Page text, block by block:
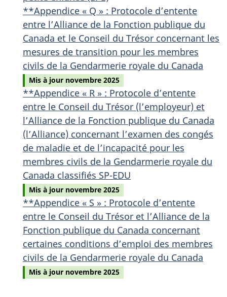
**Appendice « Q » : Protocole d’entente
entre l’Alliance de la Fonction publique du
Canada et le Conseil du Trésor concernant les
mesures de transition pour les membres
civils de la Gendarmerie royale du Canada
Mis à jour novembre 2025
**Appendice « R » : Protocole d’entente
entre le Conseil du Trésor (l’employeur) et
l’Alliance de la Fonction publique du Canada
(l’Alliance) concernant l’examen des congés
de maladie et de l’incapacité pour les
membres civils de la Gendarmerie royale du
Canada classifiés SP-EDU
Mis à jour novembre 2025
**Appendice « S » : Protocole d’entente
entre le Conseil du Trésor et l’Alliance de la
Fonction publique du Canada concernant
certaines conditions d’emploi des membres
civils de la Gendarmerie royale du Canada
Mis à jour novembre 2025